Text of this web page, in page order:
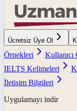
Ücretsiz Üye Ol
Örnekleri
Kullanıcı
IELTS Kelimeleri
İletişim Bilgileri
Uygulamayı indir